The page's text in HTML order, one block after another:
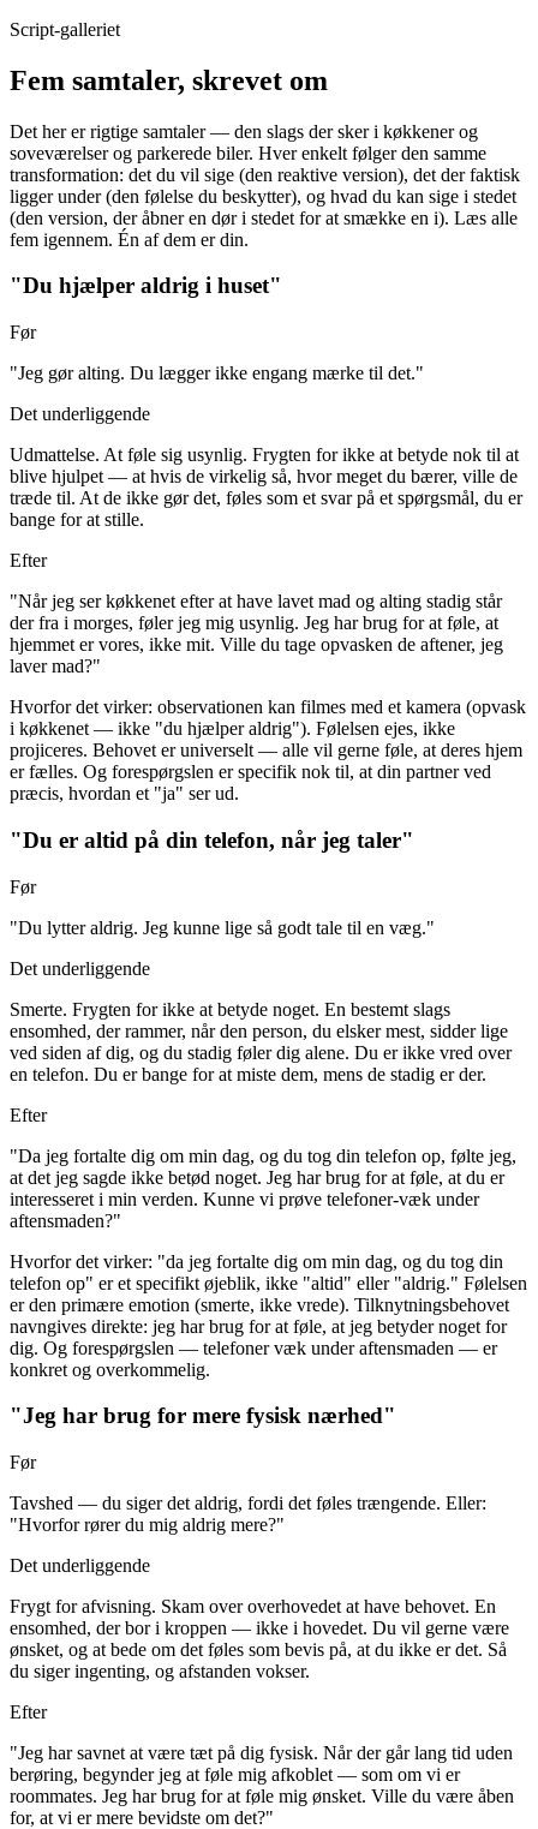
Script-galleriet
Fem samtaler, skrevet om
Det her er rigtige samtaler — den slags der sker i køkkener og
soveværelser og parkerede biler. Hver enkelt følger den samme
transformation: det du vil sige (den reaktive version), det der faktisk
ligger under (den følelse du beskytter), og hvad du kan sige i stedet
(den version, der åbner en dør i stedet for at smække en i). Læs alle
fem igennem. Én af dem er din.
"Du hjælper aldrig i huset"
Før
"Jeg gør alting. Du lægger ikke engang mærke til det."
Det underliggende
Udmattelse. At føle sig usynlig. Frygten for ikke at betyde nok til at
blive hjulpet — at hvis de virkelig så, hvor meget du bærer, ville de
træde til. At de ikke gør det, føles som et svar på et spørgsmål, du er
bange for at stille.
Efter
"Når jeg ser køkkenet efter at have lavet mad og alting stadig står
der fra i morges, føler jeg mig usynlig. Jeg har brug for at føle, at
hjemmet er vores, ikke mit. Ville du tage opvasken de aftener, jeg
laver mad?"
Hvorfor det virker: observationen kan filmes med et kamera (opvask
i køkkenet — ikke "du hjælper aldrig"). Følelsen ejes, ikke
projiceres. Behovet er universelt — alle vil gerne føle, at deres hjem
er fælles. Og forespørgslen er specifik nok til, at din partner ved
præcis, hvordan et "ja" ser ud.
"Du er altid på din telefon, når jeg taler"
Før
"Du lytter aldrig. Jeg kunne lige så godt tale til en væg."
Det underliggende
Smerte. Frygten for ikke at betyde noget. En bestemt slags
ensomhed, der rammer, når den person, du elsker mest, sidder lige
ved siden af dig, og du stadig føler dig alene. Du er ikke vred over
en telefon. Du er bange for at miste dem, mens de stadig er der.
Efter
"Da jeg fortalte dig om min dag, og du tog din telefon op, følte jeg,
at det jeg sagde ikke betød noget. Jeg har brug for at føle, at du er
interesseret i min verden. Kunne vi prøve telefoner-væk under
aftensmaden?"
Hvorfor det virker: "da jeg fortalte dig om min dag, og du tog din
telefon op" er et specifikt øjeblik, ikke "altid" eller "aldrig." Følelsen
er den primære emotion (smerte, ikke vrede). Tilknytningsbehovet
navngives direkte: jeg har brug for at føle, at jeg betyder noget for
dig. Og forespørgslen — telefoner væk under aftensmaden — er
konkret og overkommelig.
"Jeg har brug for mere fysisk nærhed"
Før
Tavshed — du siger det aldrig, fordi det føles trængende. Eller:
"Hvorfor rører du mig aldrig mere?"
Det underliggende
Frygt for afvisning. Skam over overhovedet at have behovet. En
ensomhed, der bor i kroppen — ikke i hovedet. Du vil gerne være
ønsket, og at bede om det føles som bevis på, at du ikke er det. Så
du siger ingenting, og afstanden vokser.
Efter
"Jeg har savnet at være tæt på dig fysisk. Når der går lang tid uden
berøring, begynder jeg at føle mig afkoblet — som om vi er
roommates. Jeg har brug for at føle mig ønsket. Ville du være åben
for, at vi er mere bevidste om det?"